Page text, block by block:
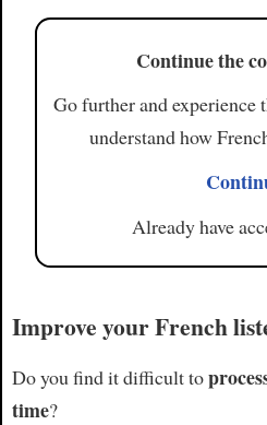
Continue the
Go further and
understand how
Already have
Improve your French
Do you find it difficult to
time?